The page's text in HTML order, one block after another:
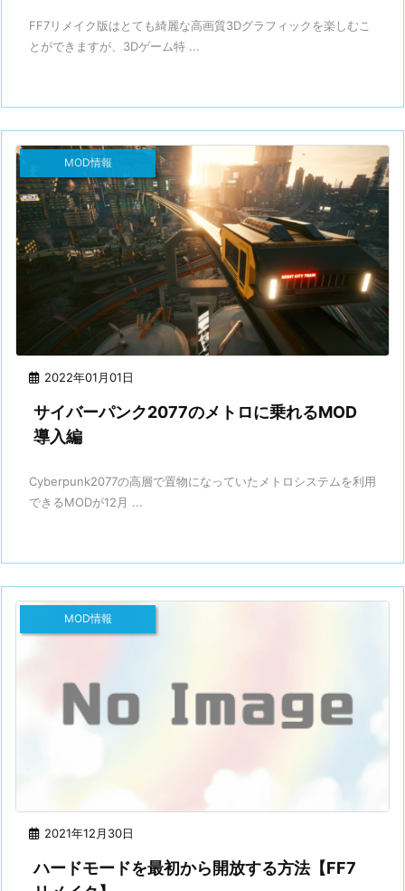
FF7リメイク版はとても綺麗な高画質3Dグラフィックを楽しむこ
とができますが、3Dゲーム特 ...
2022年01月01日
MOD情報
サイバーパンク2077のメトロに乗れるMOD
導入編
Cyberpunk2077の高層で置物になっていたメトロシステムを利用
できるMODが12月 ...
2021年12月30日
MOD情報
ハードモードを最初から開放する方法【FF7